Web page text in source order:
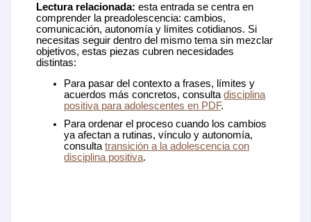
Lectura relacionada: esta entrada se centra en
comprender la preadolescencia: cambios,
comunicación, autonomía y límites cotidianos. Si
necesitas seguir dentro del mismo tema sin mezclar
objetivos, estas piezas cubren necesidades
distintas:
Para pasar del contexto a frases, límites y
acuerdos más concretos, consultadisciplina
positiva para adolescentes en PDF.
Para ordenar el proceso cuando los cambios
ya afectan a rutinas, vínculo y autonomía,
consultatransición a la adolescencia con
disciplina positiva.